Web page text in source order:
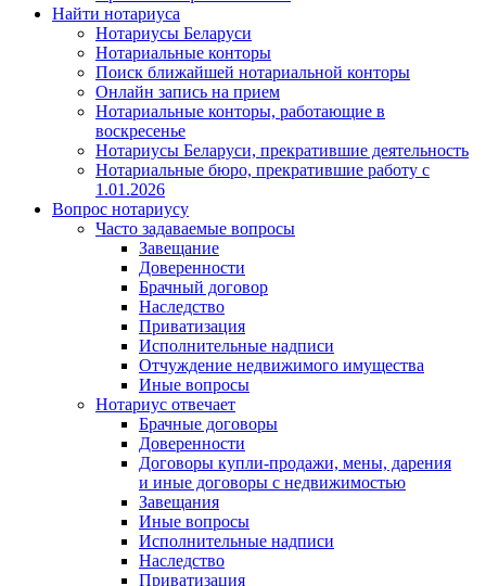
Найти нотариуса
Нотариусы Беларуси
Нотариальные конторы
Поиск ближайшей нотариальной конторы
Онлайн запись на прием
Нотариальные конторы, работающие в
воскресенье
Нотариусы Беларуси, прекратившие деятельность
Нотариальные бюро, прекратившие работу с
1.01.2026
Вопрос нотариусу
Часто задаваемые вопросы
Завещание
Доверенности
Брачный договор
Наследство
Приватизация
Исполнительные надписи
Отчуждение недвижимого имущества
Иные вопросы
Нотариус отвечает
Брачные договоры
Доверенности
Договоры купли-продажи, мены, дарения
и иные договоры с недвижимостью
Завещания
Иные вопросы
Исполнительные надписи
Наследство
Приватизация